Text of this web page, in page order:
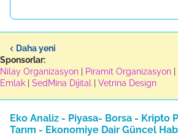
Daha yeni
Sponsorlar:
Nilay Organizasyon
Piramit Organizasyon
Emlak
SedMina Dijital Vetrina Design
Eko Analiz - Piyasa- Borsa - Kripto
Tarım - Ekonomiye Dair Güncel